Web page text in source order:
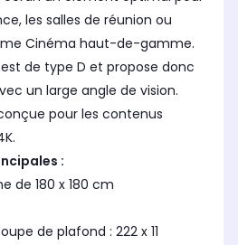
les salles de réunion ou
Cinéma haut-de-gamme.
de type D et propose donc
un large angle de vision.
pour les contenus
:
de 180 x 180 cm
de plafond : 222 x 11